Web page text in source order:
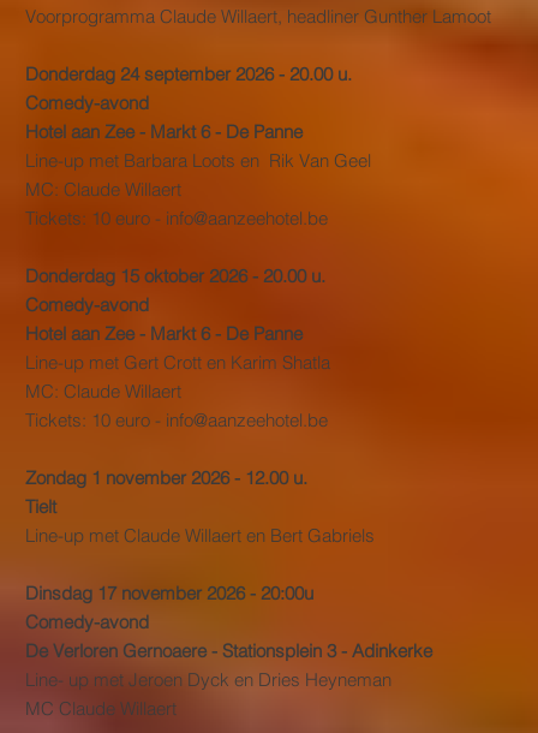
Voorprogramma Claude Willaert, headliner Gunther Lamoot
Donderdag 24 september 2026 - 20.00 u.
Comedy-avond
Hotel aan Zee - Markt 6 - De Panne
Line-up met Barbara Loots en Rik Van Geel
MC: Claude Willaert
Tickets: 10 euro - info@aanzeehotel.be
Donderdag 15 oktober 2026 - 20.00 u.
Comedy-avond
Hotel aan Zee - Markt 6 - De Panne
Line-up met Gert Crott en Karim Shatla
MC: Claude Willaert
Tickets: 10 euro - info@aanzeehotel.be
Zondag 1 november 2026 - 12.00 u.
Tielt
Line-up met Claude Willaert en Bert Gabriels
Dinsdag 17 november 2026 - 20:00u
Comedy-avond
De Verloren Gernoaere - Stationsplein 3 - Adinkerke
Line- up met Jeroen Dyck en Dries Heyneman
MC Claude Willaert